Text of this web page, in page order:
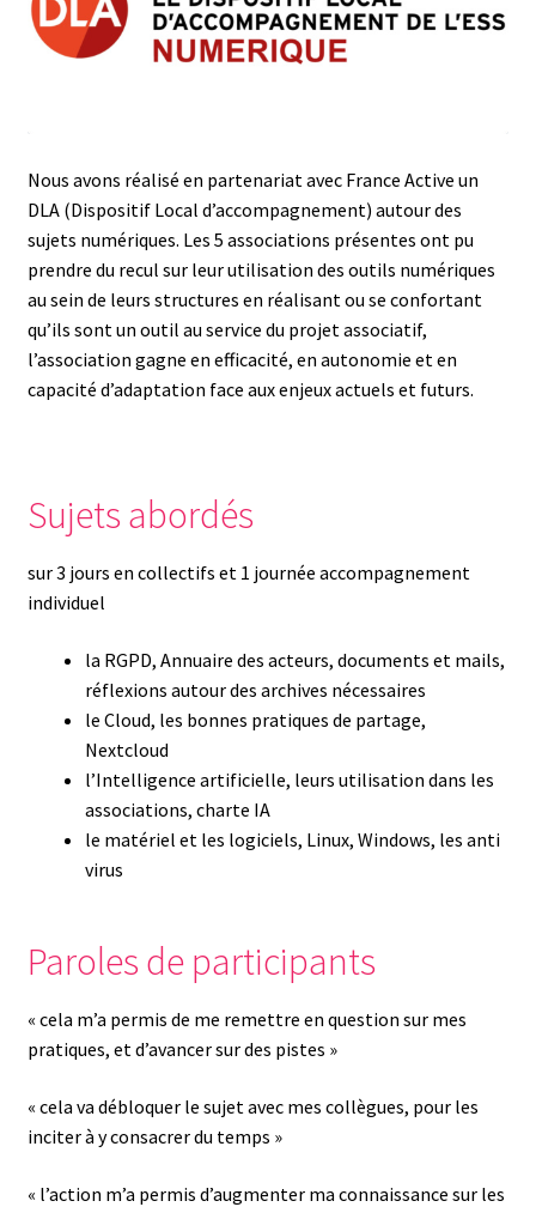
Nous avons réalisé en partenariat avec France Active un
DLA (Dispositif Local d’accompagnement) autour des
sujets numériques. Les 5 associations présentes ont pu
prendre du recul sur leur utilisation des outils numériques
au sein de leurs structures en réalisant ou se confortant
qu’ils sont un outil au service du projet associatif,
l’association gagne en efficacité, en autonomie et en
capacité d’adaptation face aux enjeux actuels et futurs.
Sujets abordés
sur 3 jours en collectifs et 1 journée accompagnement
individuel
la RGPD, Annuaire des acteurs, documents et mails,
réflexions autour des archives nécessaires
le Cloud, les bonnes pratiques de partage,
Nextcloud
l’Intelligence artificielle, leurs utilisation dans les
associations, charte IA
le matériel et les logiciels, Linux, Windows, les anti
virus
Paroles de participants
« cela m’a permis de me remettre en question sur mes
pratiques, et d’avancer sur des pistes »
« cela va débloquer le sujet avec mes collègues, pour les
inciter à y consacrer du temps »
« l’action m’a permis d’augmenter ma connaissance sur les